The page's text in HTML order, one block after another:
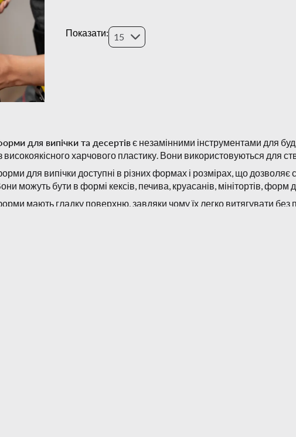
Показати: 15
для випічки та десертівє незамінними інструментами для
високоякісного харчового пластику. Вони використовуються для
для випічки доступні в різних формах і розмірах, що
можуть бути в формі кексів, печива, круасанів, мінітортів,
мають гладку поверхню, завдяки чому їх легко витягувати